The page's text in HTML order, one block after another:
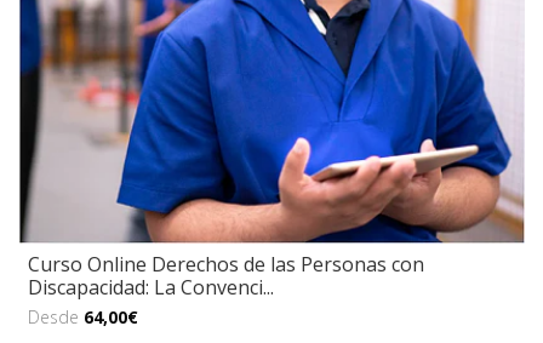
Curso Online Derechos de las Personas con
Discapacidad: La Convenci...
Desde 64,00€